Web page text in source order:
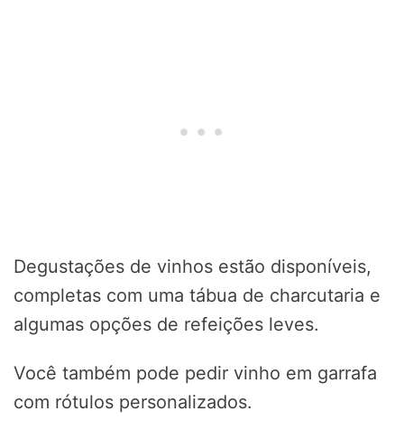
Degustações de vinhos estão disponíveis,
completas com uma tábua de charcutaria e
algumas opções de refeições leves.
Você também pode pedir vinho em garrafa
com rótulos personalizados.